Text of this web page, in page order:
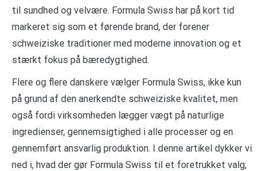
til sundhed og velvære. Formula Swiss har på kort tid
markeret sig som et førende brand, der forener
schweiziske traditioner med moderne innovation og et
stærkt fokus på bæredygtighed.
Flere og flere danskere vælger Formula Swiss, ikke kun
på grund af den anerkendte schweiziske kvalitet, men
også fordi virksomheden lægger vægt på naturlige
ingredienser, gennemsigtighed i alle processer og en
gennemført ansvarlig produktion. I denne artikel dykker vi
ned i, hvad der gør Formula Swiss til et foretrukket valg,